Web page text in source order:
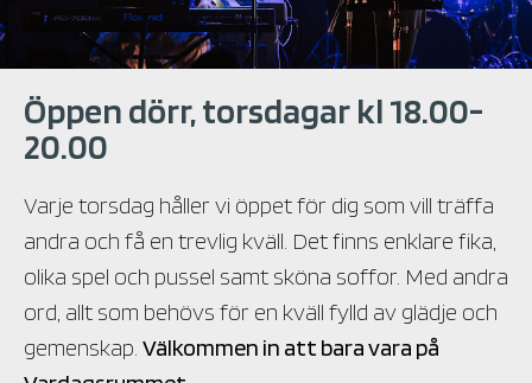
Öppen dörr, torsdagar kl 18.00-
20.00
Varje torsdag håller vi öppet för dig som vill träffa
andra och få en trevlig kväll. Det finns enklare fika,
olika spel och pussel samt sköna soffor. Med andra
ord, allt som behövs för en kväll fylld av glädje och
gemenskap. Välkommen in att bara vara på